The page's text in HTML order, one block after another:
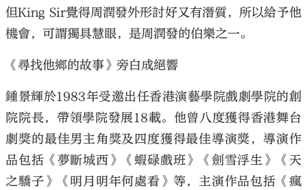
但King Sir覺得周潤發外形討好又有潛質，所以給予他
機會，可謂獨具慧眼，是周潤發的伯樂之一。
《尋找他鄉的故事》旁白成絕響
鍾景輝於1983年受邀出任香港演藝學院戲劇學院的創
院院長，帶領學院發展18載。他曾八度獲得香港舞台
劇獎的最佳男主角獎及四度獲得最佳導演獎，導演作
品包括《夢斷城西》《蝦碌戲班》《劍雪浮生》《天
之驕子》《明月明年何處看》等，主演作品包括《瘋